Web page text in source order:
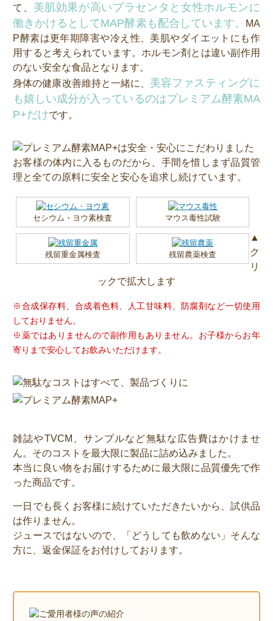
て、 美肌効果が高いプラセンタと女性ホルモンに
働きかけるとしてMAP酵素も配合しています。
MA
P酵素は更年期障害や冷え性、美肌やダイエットにも作
用すると考えられています。ホルモン剤とは違い副作用
のない安全な食品となります。
身体の健康改善維持と一緒に、 美容ファスティングに
も嬉しい成分が入っているのはプレミアム酵素MA
P+だけです。
お客様の体内に入るものだから、手間を惜しまず品質管
理と全ての原料に安全と安心を追求し続けています。
セシウム・ヨウ素検査 マウス毒性試験
残留重金属検査 残留農薬検査
▲
ク
リ
ックで拡大します
※合成保存料、合成着色料、人工甘味料、防腐剤など一切使用
しておりません。
※薬ではありませんので副作用もありません。お子様からお年
寄りまで安心してお飲みいただけます。
雑誌やTVCM、サンプルなど無駄な広告費はかけませ
ん。そのコストを最大限に製品に詰め込みました。
本当に良い物をお届けするために最大限に品質優先で作
った商品です。
一日でも長くお客様に続けていただきたいから、試供品
は作りません。
ジュースではないので、「どうしても飲めない」そんな
方に、返金保証をお付けしております。